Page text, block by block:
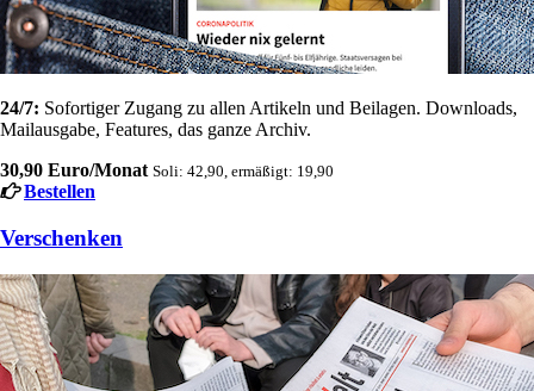
24/7: Sofortiger Zugang zu allen Artikeln und Beilagen. Downloads,
Mailausgabe, Features, das ganze Archiv.
30,90 Euro/Monat Soli: 42,90, ermäßigt: 19,90
Bestellen
Verschenken